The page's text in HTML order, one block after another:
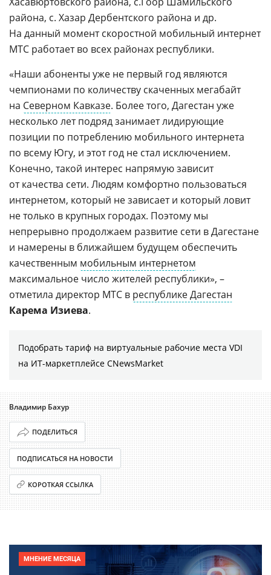
района, с. Хазар Дербентского района и др.
На данный момент скоростной мобильный интернет
МТС работает во всех районах республики.
«Наши абоненты уже не первый год являются
чемпионами по количеству скаченных мегабайт
на Северном Кавказе. Более того, Дагестан уже
несколько лет подряд занимает лидирующие
позиции по потреблению мобильного интернета
по всему Югу, и этот год не стал исключением.
Конечно, такой интерес напрямую зависит
от качества сети. Людям комфортно пользоваться
интернетом, который не зависает и который ловит
не только в крупных городах. Поэтому мы
непрерывно продолжаем развитие сети в Дагестане
и намерены в ближайшем будущем обеспечить
качественным мобильным интернетом
максимальное число жителей республики», –
отметила директор МТС в республике Дагестан
Карема Изиева.
Подобрать тариф на виртуальные рабочие места VDI
на ИТ-маркетплейсе CNewsMarket
Владимир Бахур
ПОДЕЛИТЬСЯ
ПОДПИСАТЬСЯ НА НОВОСТИ
КОРОТКАЯ ССЫЛКА
МНЕНИЕ МЕСЯЦА